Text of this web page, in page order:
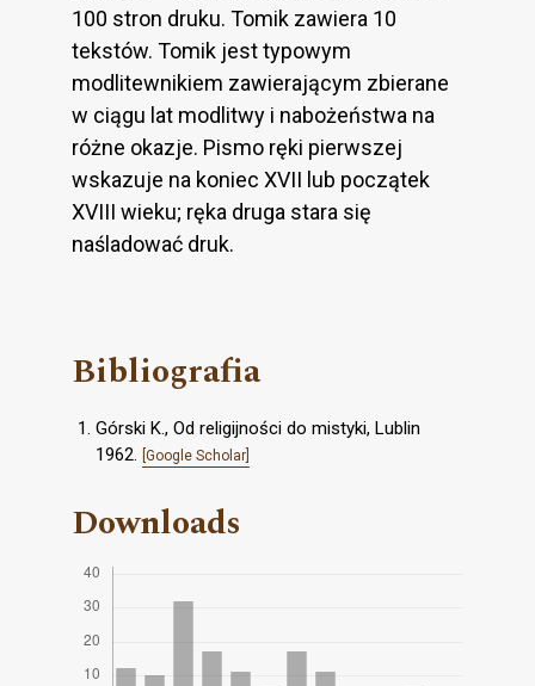
100 stron druku. Tomik zawiera 10
tekstów. Tomik jest typowym
modlitewnikiem zawierającym zbierane
w ciągu lat modlitwy i nabożeństwa na
różne okazje. Pismo ręki pierwszej
wskazuje na koniec XVII lub początek
XVIII wieku; ręka druga stara się
naśladować druk.
Bibliografia
Górski K., Od religijności do mistyki, Lublin
1962.
[Google Scholar]
Downloads